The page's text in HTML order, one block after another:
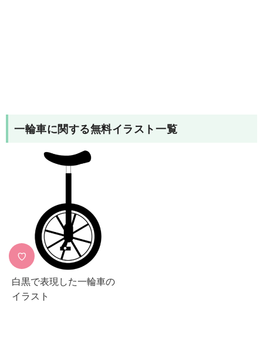
一輪車に関する無料イラスト一覧
♡
白黒で表現した一輪車の
イラスト